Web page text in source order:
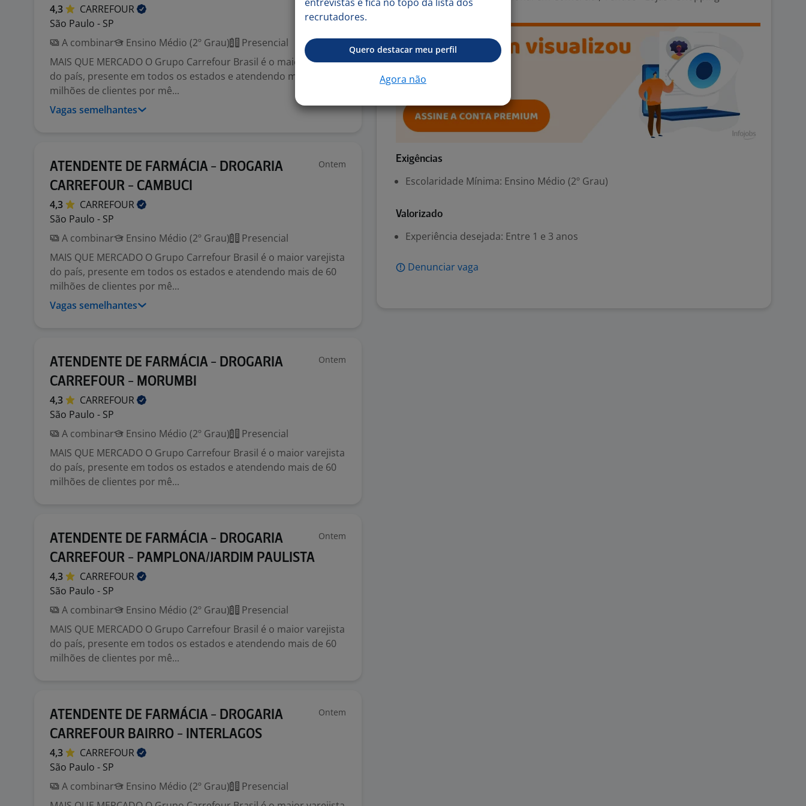
4,3
CARREFOUR
São Paulo - SP
A combinar
Ensino Médio (2º Grau)
Presencial
MAIS QUE MERCADO O Grupo Carrefour Brasil é o maior varejista
do país, presente em todos os estados e atendendo mais de 60
milhões de clientes por mê...
Vagas semelhantes
ATENDENTE DE FARMÁCIA - DROGARIA
CARREFOUR - CAMBUCI
Ontem
4,3
CARREFOUR
São Paulo - SP
A combinar
Ensino Médio (2º Grau)
Presencial
MAIS QUE MERCADO O Grupo Carrefour Brasil é o maior varejista
do país, presente em todos os estados e atendendo mais de 60
milhões de clientes por mê...
Vagas semelhantes
ATENDENTE DE FARMÁCIA - DROGARIA
CARREFOUR - MORUMBI
Ontem
4,3
CARREFOUR
São Paulo - SP
A combinar
Ensino Médio (2º Grau)
Presencial
MAIS QUE MERCADO O Grupo Carrefour Brasil é o maior varejista
do país, presente em todos os estados e atendendo mais de 60
milhões de clientes por mê...
ATENDENTE DE FARMÁCIA - DROGARIA
CARREFOUR - PAMPLONA/JARDIM PAULISTA
Ontem
4,3
CARREFOUR
São Paulo - SP
A combinar
Ensino Médio (2º Grau)
Presencial
MAIS QUE MERCADO O Grupo Carrefour Brasil é o maior varejista
do país, presente em todos os estados e atendendo mais de 60
milhões de clientes por mê...
ATENDENTE DE FARMÁCIA - DROGARIA
CARREFOUR BAIRRO - INTERLAGOS
Ontem
4,3
CARREFOUR
São Paulo - SP
A combinar
Ensino Médio (2º Grau)
Presencial
Exigências
Escolaridade Mínima: Ensino Médio (2º Grau)
Valorizado
Experiência desejada: Entre 1 e 3 anos
Denunciar vaga
recrutadores.
Quero destacar meu perfil
Agora não